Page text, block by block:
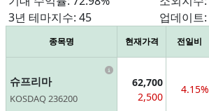
3년 테마지수: 45 업데이트:
종목명 현재가격 전일비
슈프리마
KOSDAQ 236200
Information
62,700
2,500
4.15%